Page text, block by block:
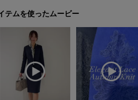
テムを使ったムービー